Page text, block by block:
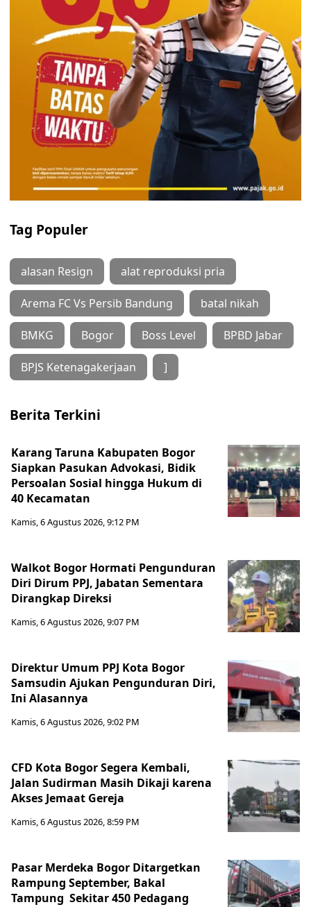
Tag Populer
alasan Resign alat reproduksi pria
Arema FC Vs Persib Bandung batal nikah
BMKG Bogor Boss Level BPBD Jabar
BPJS Ketenagakerjaan ]
Berita Terkini
Karang Taruna Kabupaten Bogor
Siapkan Pasukan Advokasi, Bidik
Persoalan Sosial hingga Hukum di
40 Kecamatan
Kamis, 6 Agustus 2026, 9:12 PM
Walkot Bogor Hormati Pengunduran
Diri Dirum PPJ, Jabatan Sementara
Dirangkap Direksi
Kamis, 6 Agustus 2026, 9:07 PM
Direktur Umum PPJ Kota Bogor
Samsudin Ajukan Pengunduran Diri,
Ini Alasannya
Kamis, 6 Agustus 2026, 9:02 PM
CFD Kota Bogor Segera Kembali,
Jalan Sudirman Masih Dikaji karena
Akses Jemaat Gereja
Kamis, 6 Agustus 2026, 8:59 PM
Pasar Merdeka Bogor Ditargetkan
Rampung September, Bakal
Tampung Sekitar 450 Pedagang